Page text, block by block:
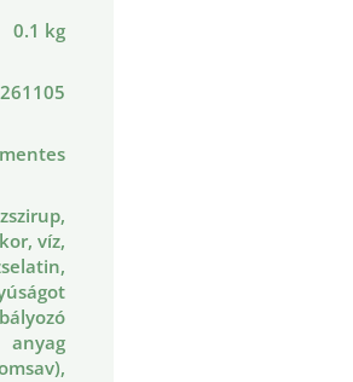
0.1 kg
víz,
anyag